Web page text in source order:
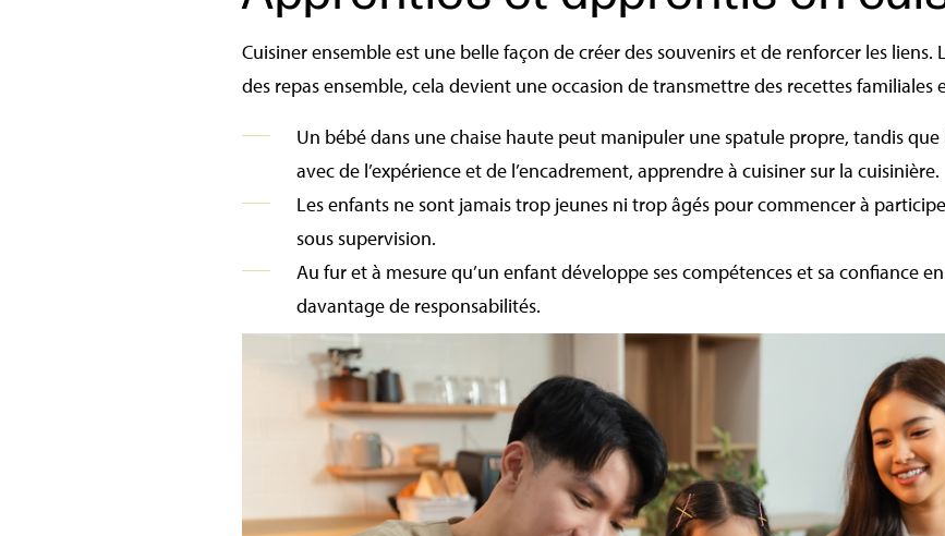
Cuisiner ensemble est une belle façon de créer des souvenirs et de renforcer les
des repas ensemble, cela devient une occasion de transmettre des recettes familiales
Un bébé dans une chaise haute peut manipuler une spatule propre, tandis
avec de l’expérience et de l’encadrement, apprendre à cuisiner sur la cuisinière.
Les enfants ne sont jamais trop jeunes ni trop âgés pour commencer à
sous supervision.
Au fur et à mesure qu’un enfant développe ses compétences et sa confiance
davantage de responsabilités.